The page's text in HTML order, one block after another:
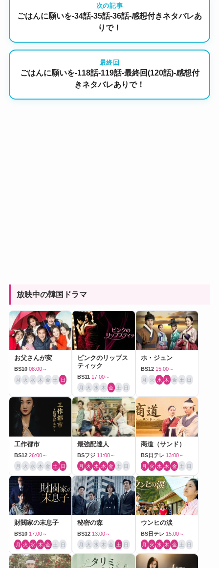
次の記事
ごはんに願いを-34話-35話-36話-感想付きネタバレあ
りで！
最終回
ごはんに願いを-118話-119話-最終回(120話)-感想付
きネタバレありで！
放映中の韓国ドラマ
お父さんが変
BS10 08:00～
月 火 水 木 金 土 日
ピンクのリップス
ティック
BS11 17:00～
月 火 水 木 金 土 日
ホ・ジュン
BS12 15:00～
月 火 水 木 金 土 日
工作都市
BS12 26:00～
月 火 水 木 金 土 日
最強配達人
BSフジ 11:00～
月 火 水 木 金 土 日
商道（サンド）
BS日テレ 13:00～
月 火 水 木 金 土 日
財閥家の末息子
BS10 17:00～
月 火 水 木 金 土 日
秘密の森
BS12 13:00～
月 火 水 木 金 土 日
ウンヒの涙
BS日テレ 15:00～
月 火 水 木 金 土 日